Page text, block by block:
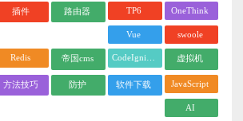
插件 路由器 TP6 OneThink
Vue swoole
Redis 帝国cms CodeIgniter 虚拟机
方法技巧 防护 软件下载 JavaScript
AI